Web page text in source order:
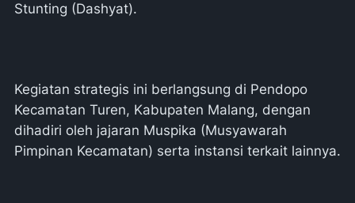
Stunting (Dashyat).
Kegiatan strategis ini berlangsung di Pendopo
Kecamatan Turen, Kabupaten Malang, dengan
dihadiri oleh jajaran Muspika (Musyawarah
Pimpinan Kecamatan) serta instansi terkait lainnya.